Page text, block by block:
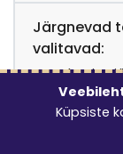
Järgnevad
valitavad:
Tulen ise
Küpsiste